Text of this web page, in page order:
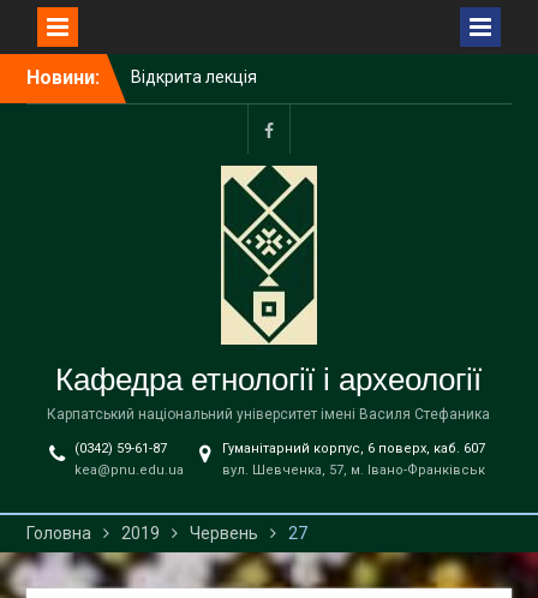
Новини:
Відкрита лекція
Пшемислава Макаровича
(Przemysław Makarowicz)
– відомого польського
археолога, доктора
габілітованого,
професора Інституту
доісторії Університету
імені Адама Міцкевича в
Познані (Республіка
Польща) на тему «Bukivna.
brązu nad Dniestrem»
Запрошуємо вступників на
за освітньою програмою
«Етнологія» спеціальності
!
Збори трудового
колективу кафедри
facebook
Кафедра етнології і археології
Карпатський національний університет імені Василя Стефаника
(0342) 59-61-87
kea@pnu.edu.ua
Гуманітарний корпус, 6 поверх, каб. 607
вул. Шевченка, 57, м. Івано-Франківськ
Головна 2019 Червень 27